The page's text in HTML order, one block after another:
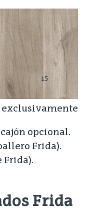
35
opcional.
Frida).
Frida).
Frida